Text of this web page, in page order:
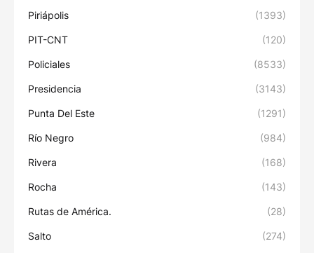
Piriápolis (1393)
PIT-CNT (120)
Policiales (8533)
Presidencia (3143)
Punta Del Este (1291)
Río Negro (984)
Rivera (168)
Rocha (143)
Rutas de América. (28)
Salto (274)